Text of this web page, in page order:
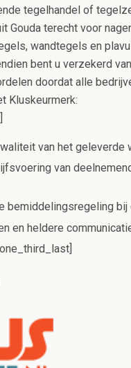
tegelhandel of
Gouda terecht voor
wandtegels en
bent u verzekerd
doordat alle
Kluskeurmerk:
van het geleverde
van
bemiddelingsregeling bij
en heldere